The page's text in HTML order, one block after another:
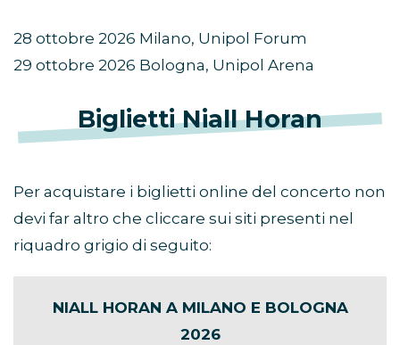
28 ottobre 2026 Milano, Unipol Forum
29 ottobre 2026 Bologna, Unipol Arena
Biglietti Niall Horan
Per acquistare i biglietti online del concerto non
devi far altro che cliccare sui siti presenti nel
riquadro grigio di seguito:
NIALL HORAN A MILANO E BOLOGNA
2026